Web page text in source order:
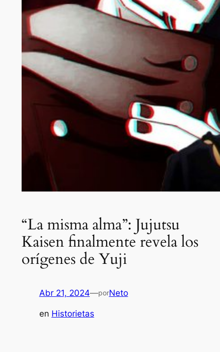
“La misma alma”: Jujutsu
Kaisen finalmente revela los
orígenes de Yuji
Abr 21, 2024—porNeto
en Historietas